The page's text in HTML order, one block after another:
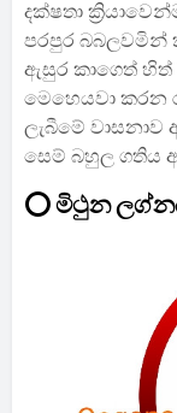
දක්ෂතා
පරපුර බබලවමින්
ඇසුර කාගෙත් හිත්
මෙහෙයවා කරන
ලැබීමේ
සෙම් බහුල ගතිය
⭕ මිථුන